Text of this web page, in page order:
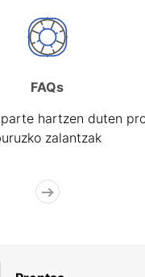
FAQs
hartzen duten
zalantzak